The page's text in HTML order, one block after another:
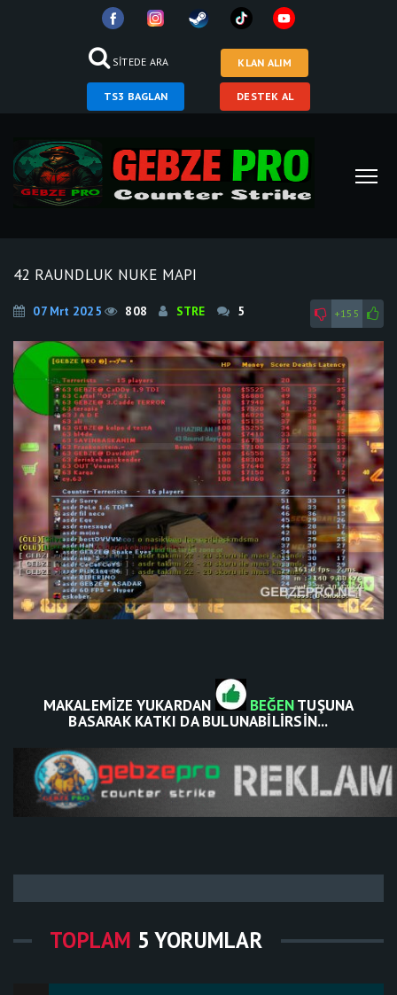
SİTEDE ARA KLAN ALIM
TS3 BAGLAN DESTEK AL
42 RAUNDLUK NUKE MAPI
07 Mrt 2025 808 STRE 5 +155
MAKALEMİZE YUKARDAN BEĞENTUŞUNA
BASARAK KATKI DA BULUNABİLİRSİN...
TOPLAM 5 YORUMLAR